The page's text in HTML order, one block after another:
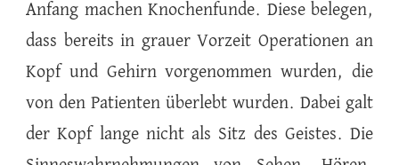
Anfang machen Knochenfunde. Diese belegen,
dass bereits in grauer Vorzeit Operationen an
Kopf und Gehirn vorgenommen wurden, die
von den Patienten überlebt wurden. Dabei galt
der Kopf lange nicht als Sitz des Geistes. Die